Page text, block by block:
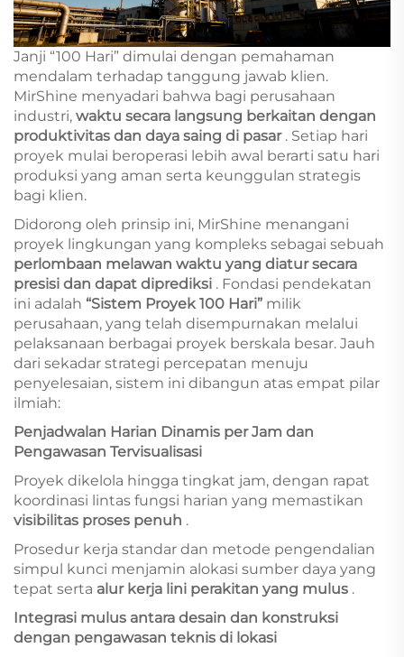
Janji “100 Hari” dimulai dengan pemahaman
mendalam terhadap tanggung jawab klien.
MirShine menyadari bahwa bagi perusahaan
industri, waktu secara langsung berkaitan dengan
produktivitas dan daya saing di pasar . Setiap hari
proyek mulai beroperasi lebih awal berarti satu hari
produksi yang aman serta keunggulan strategis
bagi klien.
Didorong oleh prinsip ini, MirShine menangani
proyek lingkungan yang kompleks sebagai sebuah
perlombaan melawan waktu yang diatur secara
presisi dan dapat diprediksi . Fondasi pendekatan
ini adalah “Sistem Proyek 100 Hari” milik
perusahaan, yang telah disempurnakan melalui
pelaksanaan berbagai proyek berskala besar. Jauh
dari sekadar strategi percepatan menuju
penyelesaian, sistem ini dibangun atas empat pilar
ilmiah:
Penjadwalan Harian Dinamis per Jam dan
Pengawasan Tervisualisasi
Proyek dikelola hingga tingkat jam, dengan rapat
koordinasi lintas fungsi harian yang memastikan
visibilitas proses penuh .
Prosedur kerja standar dan metode pengendalian
simpul kunci menjamin alokasi sumber daya yang
tepat serta alur kerja lini perakitan yang mulus .
Integrasi mulus antara desain dan konstruksi
dengan pengawasan teknis di lokasi